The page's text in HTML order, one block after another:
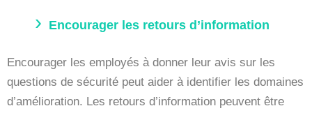
Encourager les retours d’information
Encourager les employés à donner leur avis sur les
questions de sécurité peut aider à identifier les domaines
d’amélioration. Les retours d’information peuvent être